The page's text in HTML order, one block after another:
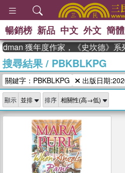
熱搜：
父親節
推薦 、
念華 、
孩：黎曼
暢銷榜 新品 中文 外文 簡體
獲年度作家，《史坎德》系
搜尋結果/ PBKBLKPG
關鍵字：PBKBLKPG
出版日期
顯示 排序